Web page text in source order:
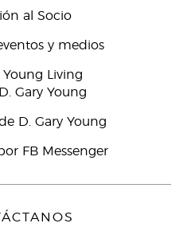
al Socio
y medios
Young Living
Gary Young
D. Gary Young
FB Messenger